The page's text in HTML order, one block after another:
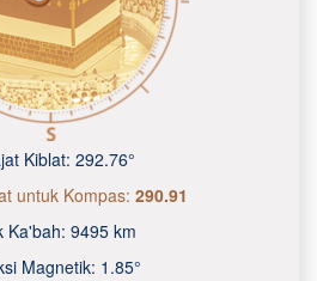
Kiblat: 292.76°
untuk Kompas: 290.91
Ka'bah: 9495 km
Magnetik: 1.85°